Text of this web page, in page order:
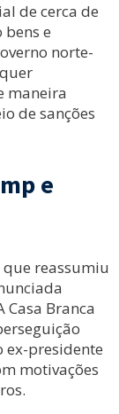
de cerca de
bens e
norte-
maneira
de sanções
e
reassumiu
Branca
ex-presidente
motivações